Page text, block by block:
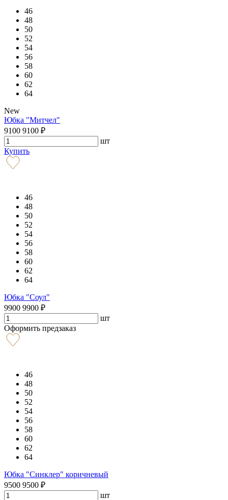
46
48
50
52
54
56
58
60
62
64
New
Юбка "Митчел"
9100 9100 ₽
шт
Купить
46
48
50
52
54
56
58
60
62
64
Юбка "Соул"
9900 9900 ₽
шт
Оформить предзаказ
46
48
50
52
54
56
58
60
62
64
Юбка "Синклер" коричневый
9500 9500 ₽
шт